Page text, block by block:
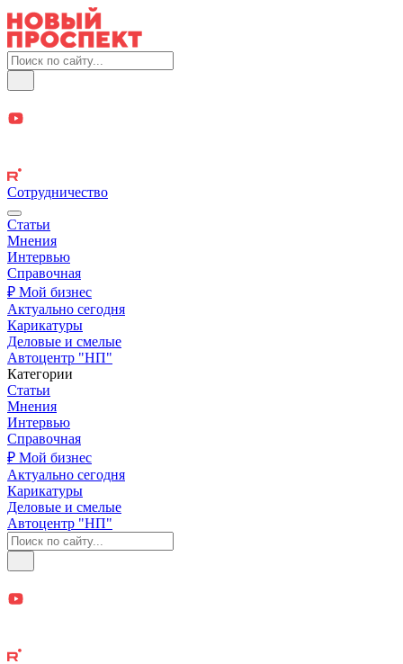
Сотрудничество
Статьи
Мнения
Интервью
Справочная
₽ Мой бизнес
Актуально сегодня
Карикатуры
Деловые и смелые
Автоцентр "НП"
Категории
Статьи
Мнения
Интервью
Справочная
₽ Мой бизнес
Актуально сегодня
Карикатуры
Деловые и смелые
Автоцентр "НП"